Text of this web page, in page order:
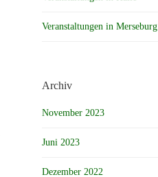
Veranstaltungen in Merseburg
Archiv
November 2023
Juni 2023
Dezember 2022